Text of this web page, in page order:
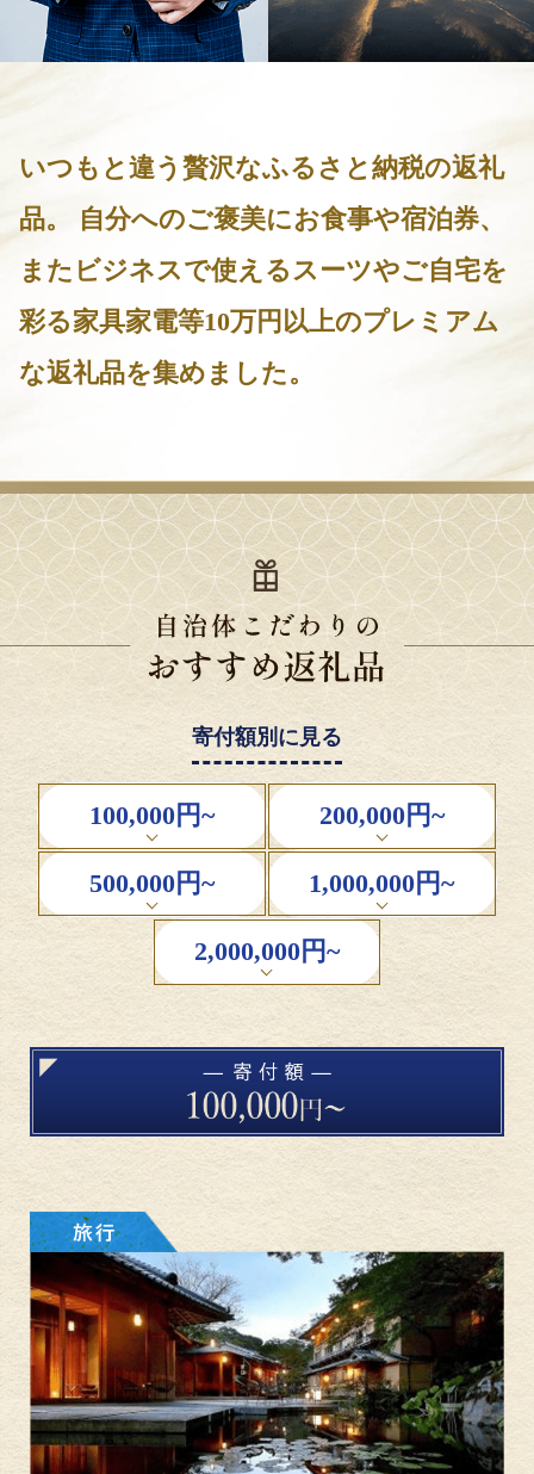
いつもと違う贅沢なふるさと納税の返礼
品。
自分へのご褒美にお食事や宿泊券、
またビジネスで使えるスーツやご自宅を
彩る家具家電等10万円以上のプレミアム
な返礼品を集めました。
寄付額別に見る
100,000円~ 200,000円~
500,000円~ 1,000,000円~
2,000,000円~